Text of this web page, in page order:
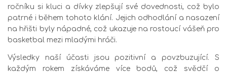
ročníku si kluci a dívky zlepšují své dovednosti, což bylo
patrné i během tohoto klání. Jejich odhodlání a nasazení
na hřišti byly nápadné, což ukazuje na rostoucí vášeň pro
basketbal mezi mladými hráči.
Výsledky naší účasti jsou pozitivní a povzbuzující. S
každým rokem získáváme více bodů, což svědčí o